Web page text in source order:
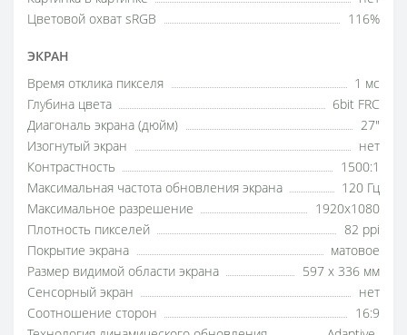
Цветовой охват sRGB
116%
ЭКРАН
Время отклика пикселя
1 мс
Глубина цвета
6bit FRC
Диагональ экрана (дюйм)
27"
Изогнутый экран
нет
Контрастность
1500:1
Максимальная частота обновления экрана
120 Гц
Максимальное разрешение
1920x1080
Плотность пикселей
82 ppi
Покрытие экрана
матовое
Размер видимой области экрана
597 x 336 мм
Сенсорный экран
нет
Соотношение сторон
16:9